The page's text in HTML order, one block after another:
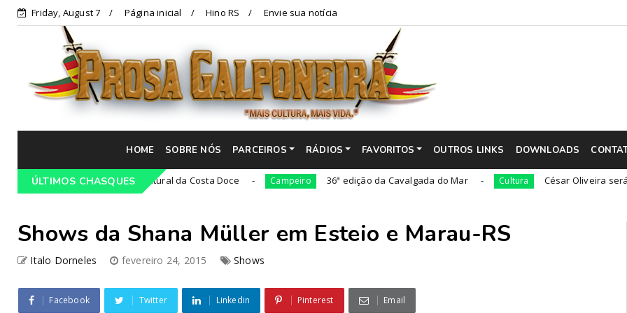
Friday, August 7 Página inicial Hino RS Envie sua notícia
HOME SOBRE NÓS PARCEIROS RÁDIOS FAVORITOS OUTROS LINKS DOWNLOADS
ÚLTIMOS CHASQUES
21ª Cavalgada Cultural da Costa Doce Campeiro 36ª edição da Cavalgada do Mar Cultura César Oliveira será
Shows da Shana Müller em Esteio e Marau-RS
Italo Dorneles fevereiro 24, 2015 Shows
Facebook Twitter Linkedin Pinterest Email